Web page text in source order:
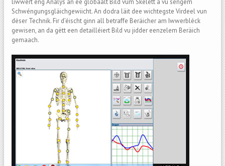
liwwert eng Analys an ee globaalt Bild vum Skelett a vu sengem
Schwéngungsgläichgewiicht. An dodra läit dee wichtegste Virdeel vun
dëser Technik. Fir d’éischt ginn all betraffe Beräicher am Iwwerbléck
gewisen, an da gëtt een detailléiert Bild vu jidder eenzelem Beräich
gemaach.